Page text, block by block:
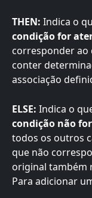
THEN: Indica o
condição for
corresponder ao
conter
associação
ELSE: Indica o
condição não
todos os outros
que não
original também
Para adicionar